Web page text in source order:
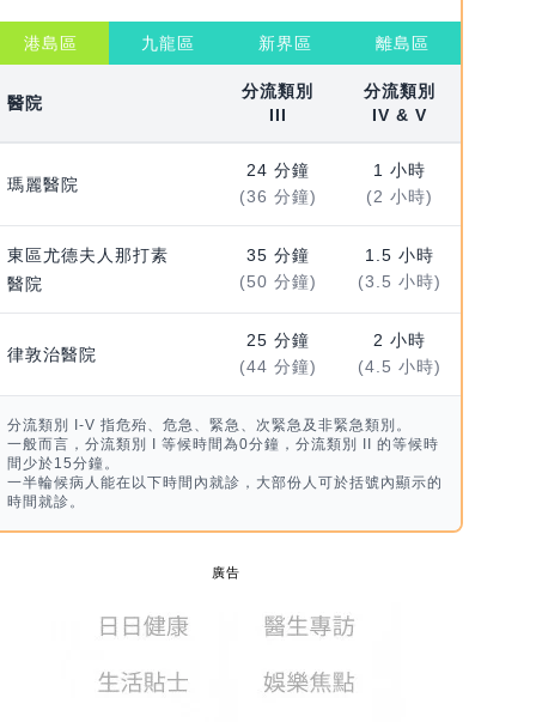
港島區 九龍區 新界區 離島區
醫院
分流類別
III
分流類別
IV & V
瑪麗醫院
24 分鐘
(36 分鐘)
1 小時
(2 小時)
東區尤德夫人那打素
醫院
35 分鐘
(50 分鐘)
1.5 小時
(3.5 小時)
律敦治醫院
25 分鐘
(44 分鐘)
2 小時
(4.5 小時)
分流類別 I-V 指危殆、危急、緊急、次緊急及非緊急類別。
一般而言，分流類別 I 等候時間為0分鐘，分流類別 II 的等候時
間少於15分鐘。
一半輪候病人能在以下時間內就診，大部份人可於括號內顯示的
時間就診。
廣告